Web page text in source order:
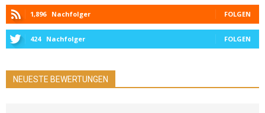
1,896 Nachfolger FOLGEN
424 Nachfolger FOLGEN
NEUESTE BEWERTUNGEN